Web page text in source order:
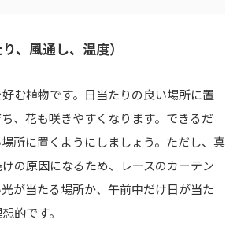
、風通し、温度）
む植物です。日当たりの良い場所に置
、花も咲きやすくなります。できるだ
所に置くようにしましょう。ただし、真
の原因になるため、レースのカーテン
が当たる場所か、午前中だけ日が当た
的です。